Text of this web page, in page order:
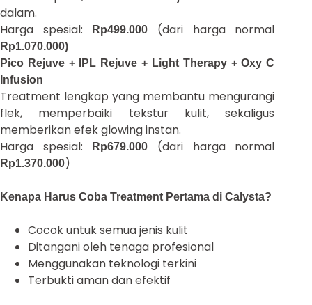
dalam.
Harga spesial:
Rp499.000 (dari harga normal
Rp1.070.000)
Pico Rejuve + IPL Rejuve + Light Therapy + Oxy C
Infusion
Treatment lengkap yang membantu mengurangi
flek, memperbaiki tekstur kulit, sekaligus
memberikan efek glowing instan.
Harga spesial:
Rp679.000 (dari harga normal
Rp1.370.000)
Kenapa Harus Coba Treatment Pertama di Calysta?
Cocok untuk semua jenis kulit
Ditangani oleh tenaga profesional
Menggunakan teknologi terkini
Terbukti aman dan efektif